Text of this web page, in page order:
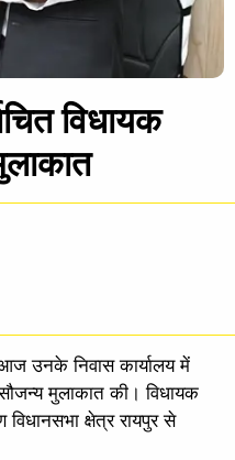
विधायक
उनके निवास कार्यालय में
मुलाकात की। विधायक
विधानसभा क्षेत्र रायपुर से